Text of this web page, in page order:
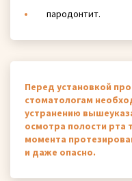
пародонтит.
Перед установкой
стоматологам
устранению
осмотра полости рта
момента
и даже опасно.